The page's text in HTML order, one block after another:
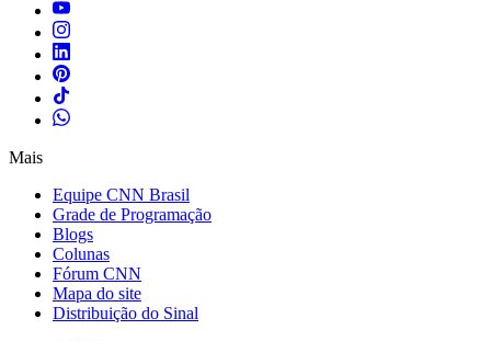
Mais
Equipe CNN Brasil
Grade de Programação
Blogs
Colunas
Fórum CNN
Mapa do site
Distribuição do Sinal